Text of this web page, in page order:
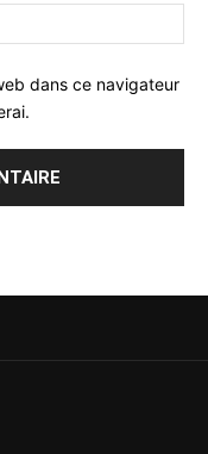
dans ce navigateur